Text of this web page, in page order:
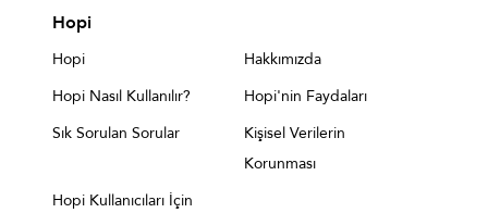
Hopi
Hopi
Hakkımızda
Hopi Nasıl Kullanılır?
Hopi'nin Faydaları
Sık Sorulan Sorular
Kişisel Verilerin
Korunması
Hopi Kullanıcıları İçin